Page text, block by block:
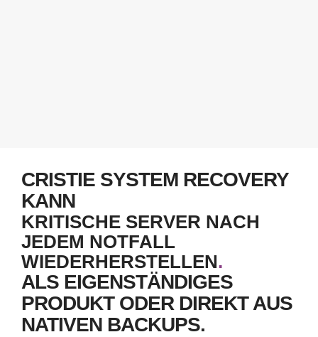
CRISTIE SYSTEM RECOVERY
KANN
KRITISCHE SERVER NACH
JEDEM NOTFALL
WIEDERHERSTELLEN.
ALS EIGENSTÄNDIGES
PRODUKT ODER DIREKT AUS
NATIVEN BACKUPS.